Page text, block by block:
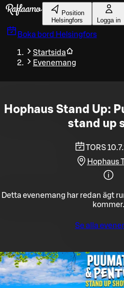
Gå till huvudinnehållet
Position
Helsingfors
Logga in
Boka bord Helsingfors
Startsida
Evenemang
Hophaus Stand Up:
stand up
TORS
Hophaus
Detta evenemang har redan ägt
kommer.
Se alla